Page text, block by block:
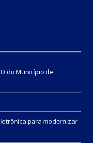
do Município de
para modernizar